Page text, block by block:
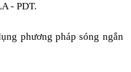
- PDT.
phương pháp sóng ngắn